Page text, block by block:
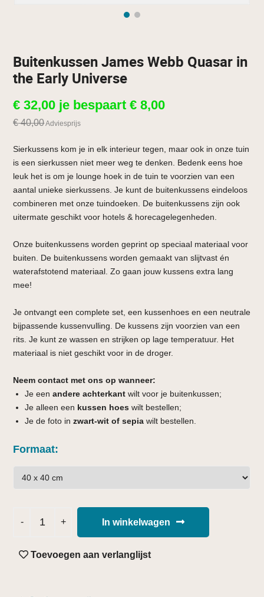
Buitenkussen James Webb Quasar in
the Early Universe
€ 32,00 je bespaart€ 8,00
€40,00Adviesprijs
Sierkussens kom je in elk interieur tegen, maar ook in onze tuin
is een sierkussen niet meer weg te denken. Bedenk eens hoe
leuk het is om je lounge hoek in de tuin te voorzien van een
aantal unieke sierkussens. Je kunt de buitenkussens eindeloos
combineren met onze tuindoeken. De buitenkussens zijn ook
uitermate geschikt voor hotels & horecagelegenheden.
Onze buitenkussens worden geprint op speciaal materiaal voor
buiten. De buitenkussens worden gemaakt van slijtvast én
waterafstotend materiaal. Zo gaan jouw kussens extra lang
mee!
Je ontvangt een complete set, een kussenhoes en een neutrale
bijpassende kussenvulling. De kussens zijn voorzien van een
rits. Je kunt ze wassen en strijken op lage temperatuur. Het
materiaal is niet geschikt voor in de droger.
Neem contact met ons op wanneer:
Je eenandere achterkant wilt voor je buitenkussen;
Je alleen een kussen hoes wilt bestellen;
Je de foto inzwart-wit of sepia wilt bestellen.
Formaat
In winkelwagen
Toevoegen aan verlanglijst